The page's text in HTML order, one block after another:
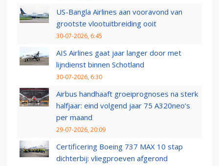
US-Bangla Airlines aan vooravond van
grootste vlootuitbreiding ooit
30-07-2026, 6:45
AIS Airlines gaat jaar langer door met
lijndienst binnen Schotland
30-07-2026, 6:30
Airbus handhaaft groeiprognoses na sterk
halfjaar: eind volgend jaar 75 A320neo’s
per maand
29-07-2026, 20:09
Certificering Boeing 737 MAX 10 stap
dichterbij: vliegproeven afgerond